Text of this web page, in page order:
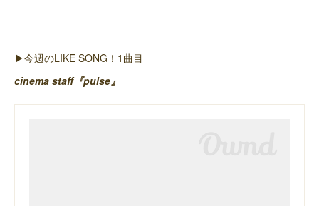
▶︎今週のLIKE SONG！1曲目
cinema staff『pulse』